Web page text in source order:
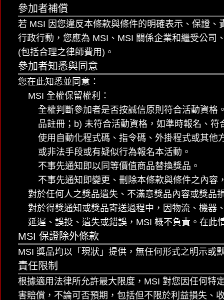
參加者補償
若 MSI 因您違反本條款與條件的明確表示、保證
行政行動，您應為 MSI、MSI 關係企業和繼受公司
(包括合理之律師費用)。
參加者知悉與同意
您在此知悉並同意：
MSI 全權保留權利：
全權判斷參加者是否按誠信原則符合活動資格
品註冊；b) 未符合活動資格，如準時報名、
使用自動化程式碼、指令碼、外掛程式或其他
或非法手段或有疑似行為報名本活動。
不事先通知即以同等價值商品替換獎品。
不事先通知即變更、刪除本條款與條件之內容
對於任何人之獎品遺失、不滿意獎品內容或獎品
對於得獎通知或獎品寄送過程中，因物流、機器
延遲、誤投、遺失或錯誤，MSI 概不負責。在
MSI 保證除外條款
MSI 獎品均以「現狀」提供，無任何形式之明示或
責任限制
根據適用法律所允許最大限度，MSI 對您因任何特
害賠償，不論可否預期，包括但不限於利益損失、